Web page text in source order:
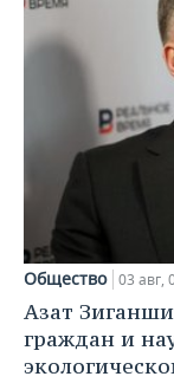
Общество 03 авг,
Азат
граждан и